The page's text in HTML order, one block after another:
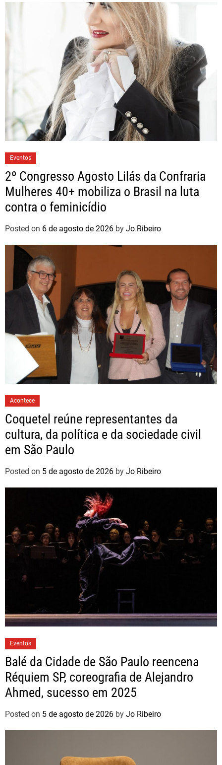
Eventos
2º Congresso Agosto Lilás da Confraria
Mulheres 40+ mobiliza o Brasil na luta
contra o feminicídio
Posted on 6 de agosto de 2026 by Jo Ribeiro
Acontece
Coquetel reúne representantes da
cultura, da política e da sociedade civil
em São Paulo
Posted on 5 de agosto de 2026 by Jo Ribeiro
Eventos
Balé da Cidade de São Paulo reencena
Réquiem SP, coreografia de Alejandro
Ahmed, sucesso em 2025
Posted on 5 de agosto de 2026 by Jo Ribeiro